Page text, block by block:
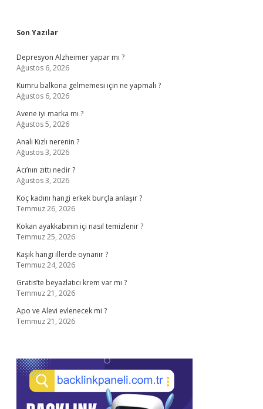
Sidebar
Son Yazılar
Depresyon Alzheimer yapar mı ?
Ağustos 6, 2026
Kumru balkona gelmemesi için ne yapmalı ?
Ağustos 6, 2026
Avene iyi marka mı ?
Ağustos 5, 2026
Analı Kızlı nerenin ?
Ağustos 3, 2026
Acı’nın zıttı nedir ?
Ağustos 3, 2026
Koç kadını hangi erkek burçla anlaşır ?
Temmuz 26, 2026
Kokan ayakkabının içi nasıl temizlenir ?
Temmuz 25, 2026
Kaşık hangi illerde oynanır ?
Temmuz 24, 2026
Gratis’te beyazlatıcı krem var mı ?
Temmuz 21, 2026
Apo ve Alevi evlenecek mi ?
Temmuz 21, 2026